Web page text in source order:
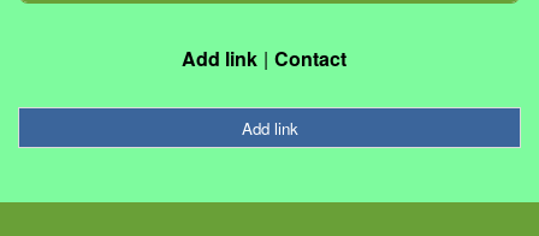
Add link Contact
Add link